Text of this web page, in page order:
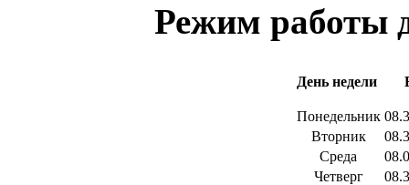
Режим работы
День недели
Понедельник
Вторник
Среда
Четверг